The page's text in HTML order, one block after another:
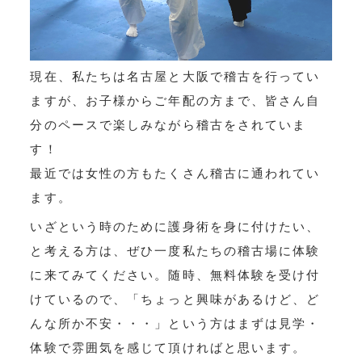
現在、私たちは名古屋と大阪で稽古を行ってい
ますが、お子様からご年配の方まで、皆さん自
分のペースで楽しみながら稽古をされていま
す！
最近では女性の方もたくさん稽古に通われてい
ます。
いざという時のために護身術を身に付けたい、
と考える方は、ぜひ一度私たちの稽古場に体験
に来てみてください。随時、無料体験を受け付
けているので、「ちょっと興味があるけど、ど
んな所か不安・・・」という方はまずは見学・
体験で雰囲気を感じて頂ければと思います。